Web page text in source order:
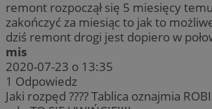
remont rozpoczął się 5 miesięcy
zakończyć za miesiąc to jak to
dziś remont drogi jest dopiero w
mis
2020-07-23 o 13:35
1 Odpowiedz
Jaki rozpęd ???? Tablica oznajmia